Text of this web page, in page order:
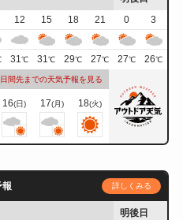
12 15 18 21 0
3
31℃ 31℃ 29℃ 27℃ 27℃ 26℃
間先までの天気予報を見る
16(日) 17(月) 18(火)
詳しくみる
明後日